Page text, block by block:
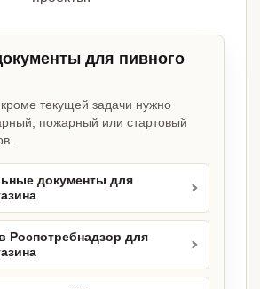
для пивного
текущей задачи нужно
пожарный или стартовый
документы для
Роспотребнадзор для